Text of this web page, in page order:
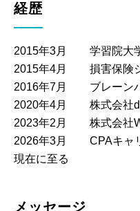
経歴
2015年3月
学習院大
2015年4月
損害保険
2016年7月
ブレーン
2020年4月
株式会
2023年2月
株式会社
2026年3月
CPAキャ
現在に至る
メッセージ